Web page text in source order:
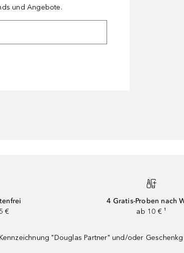
und Angebote.
€
4 Gratis-Proben nach
ab 10 € ¹
"Douglas Partner" und/oder